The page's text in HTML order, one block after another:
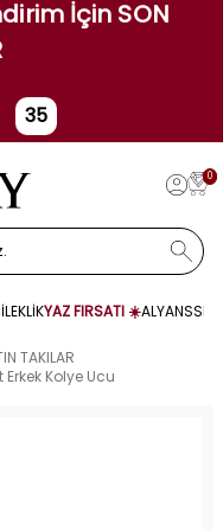
İçin SON
35
0
YAZ FIRSATI ☀️ALYANS
TAKILAR
Erkek Kolye Ucu